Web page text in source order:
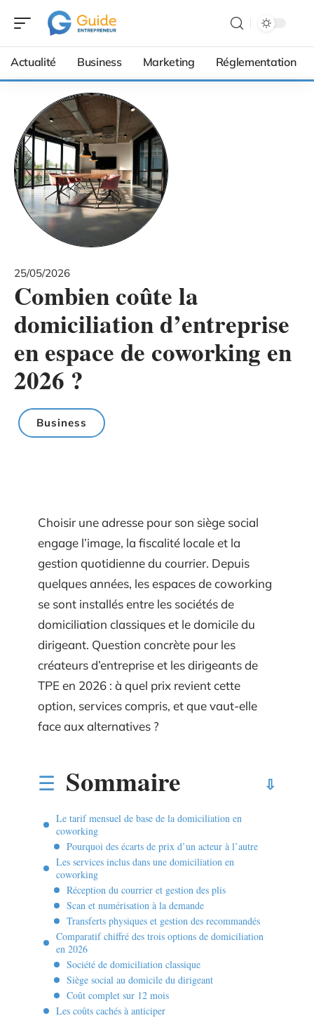
Actualité Business Marketing Réglementation
25/05/2026
Combien coûte la
domiciliation d’entreprise
en espace de coworking en
2026 ?
Business
Choisir une adresse pour son siège social
engage l’image, la fiscalité locale et la
gestion quotidienne du courrier. Depuis
quelques années, les espaces de coworking
se sont installés entre les sociétés de
domiciliation classiques et le domicile du
dirigeant. Question concrète pour les
créateurs d’entreprise et les dirigeants de
TPE en 2026 : à quel prix revient cette
option, services compris, et que vaut-elle
face aux alternatives ?
Sommaire
Le tarif mensuel de base de la domiciliation en
coworking
Pourquoi des écarts de prix d’un acteur à l’autre
Les services inclus dans une domiciliation en
coworking
Réception du courrier et gestion des plis
Scan et numérisation à la demande
Transferts physiques et gestion des recommandés
Comparatif chiffré des trois options de domiciliation
en 2026
Société de domiciliation classique
Siège social au domicile du dirigeant
Coût complet sur 12 mois
Les coûts cachés à anticiper